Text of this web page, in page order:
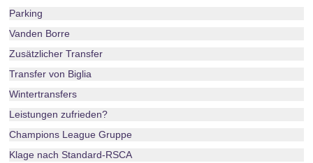
Parking
Vanden Borre
Zusätzlicher Transfer
Transfer von Biglia
Wintertransfers
Leistungen zufrieden?
Champions League Gruppe
Klage nach Standard-RSCA